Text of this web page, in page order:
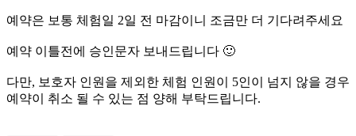
예약은 보통 체험일 2일 전 마감이니 조금만 더 기다려주세요
예약 이틀전에 승인문자 보내드립니다 🙂
다만, 보호자 인원을 제외한 체험 인원이 5인이 넘지 않을 경우
예약이 취소 될 수 있는 점 양해 부탁드립니다.